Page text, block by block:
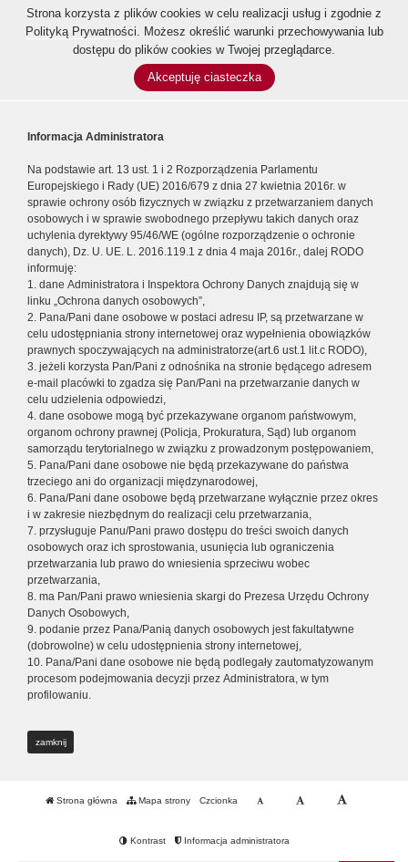
Strona korzysta z plików cookies w celu realizacji usług i zgodnie z
Polityką Prywatności. Możesz określić warunki przechowywania lub
dostępu do plików cookies w Twojej przeglądarce.
Akceptuję ciasteczka
Informacja Administratora
Na podstawie art. 13 ust. 1 i 2 Rozporządzenia Parlamentu
Europejskiego i Rady (UE) 2016/679 z dnia 27 kwietnia 2016r. w
sprawie ochrony osób fizycznych w związku z przetwarzaniem danych
osobowych i w sprawie swobodnego przepływu takich danych oraz
uchylenia dyrektywy 95/46/WE (ogólne rozporządzenie o ochronie
danych), Dz. U. UE. L. 2016.119.1 z dnia 4 maja 2016r., dalej RODO
informuję:
1. dane Administratora i Inspektora Ochrony Danych znajdują się w
linku „Ochrona danych osobowych”,
2. Pana/Pani dane osobowe w postaci adresu IP, są przetwarzane w
celu udostępniania strony internetowej oraz wypełnienia obowiązków
prawnych spoczywających na administratorze(art.6 ust.1 lit.c RODO),
3. jeżeli korzysta Pan/Pani z odnośnika na stronie będącego adresem
e-mail placówki to zgadza się Pan/Pani na przetwarzanie danych w
celu udzielenia odpowiedzi,
4. dane osobowe mogą być przekazywane organom państwowym,
organom ochrony prawnej (Policja, Prokuratura, Sąd) lub organom
samorządu terytorialnego w związku z prowadzonym postępowaniem,
5. Pana/Pani dane osobowe nie będą przekazywane do państwa
trzeciego ani do organizacji międzynarodowej,
6. Pana/Pani dane osobowe będą przetwarzane wyłącznie przez okres
i w zakresie niezbędnym do realizacji celu przetwarzania,
7. przysługuje Panu/Pani prawo dostępu do treści swoich danych
osobowych oraz ich sprostowania, usunięcia lub ograniczenia
przetwarzania lub prawo do wniesienia sprzeciwu wobec
przetwarzania,
8. ma Pan/Pani prawo wniesienia skargi do Prezesa Urzędu Ochrony
Danych Osobowych,
9. podanie przez Pana/Panią danych osobowych jest fakultatywne
(dobrowolne) w celu udostępnienia strony internetowej,
10. Pana/Pani dane osobowe nie będą podlegały zautomatyzowanym
procesom podejmowania decyzji przez Administratora, w tym
profilowaniu.
zamknij
Strona główna Mapa strony Czcionka
Kontrast Informacja administratora